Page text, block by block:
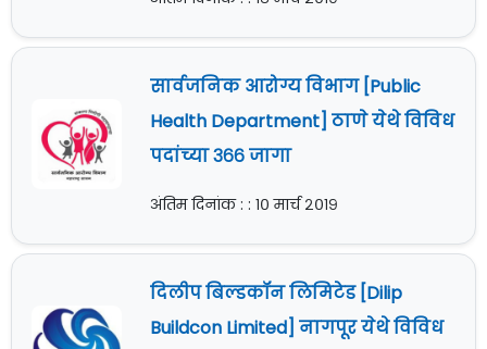
सार्वजनिक आरोग्य विभाग [Public
Health Department] ठाणे येथे विविध
पदांच्या ३६६ जागा
अंतिम दिनांक : : १० मार्च २०१९
दिलीप बिल्डकॉन लिमिटेड [Dilip
Buildcon Limited] नागपूर येथे विविध